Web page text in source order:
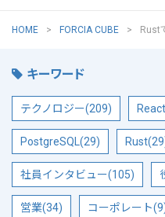
HOME FORCIA CUBE Rust
キーワード
テクノロジー(209)
PostgreSQL(29)
社員インタビュー(105)
営業(34) コーポレート